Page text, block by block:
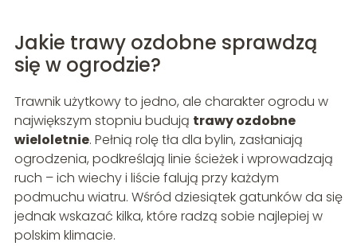
Jakie trawy ozdobne sprawdzą
się w ogrodzie?
Trawnik użytkowy to jedno, ale charakter ogrodu w
największym stopniu budują trawy ozdobne
wieloletnie. Pełnią rolę tła dla bylin, zasłaniają
ogrodzenia, podkreślają linie ścieżek i wprowadzają
ruch – ich wiechy i liście falują przy każdym
podmuchu wiatru. Wśród dziesiątek gatunków da się
jednak wskazać kilka, które radzą sobie najlepiej w
polskim klimacie.